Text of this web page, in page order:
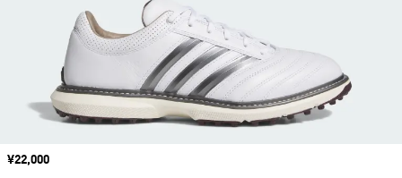
価格
¥22,000